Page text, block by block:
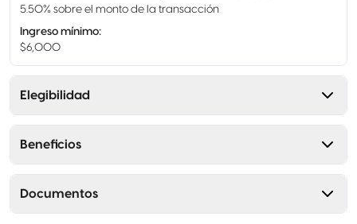
5.50% sobre el monto de la transacción
Ingreso mínimo:
$6,000
Elegibilidad
Beneficios
Documentos